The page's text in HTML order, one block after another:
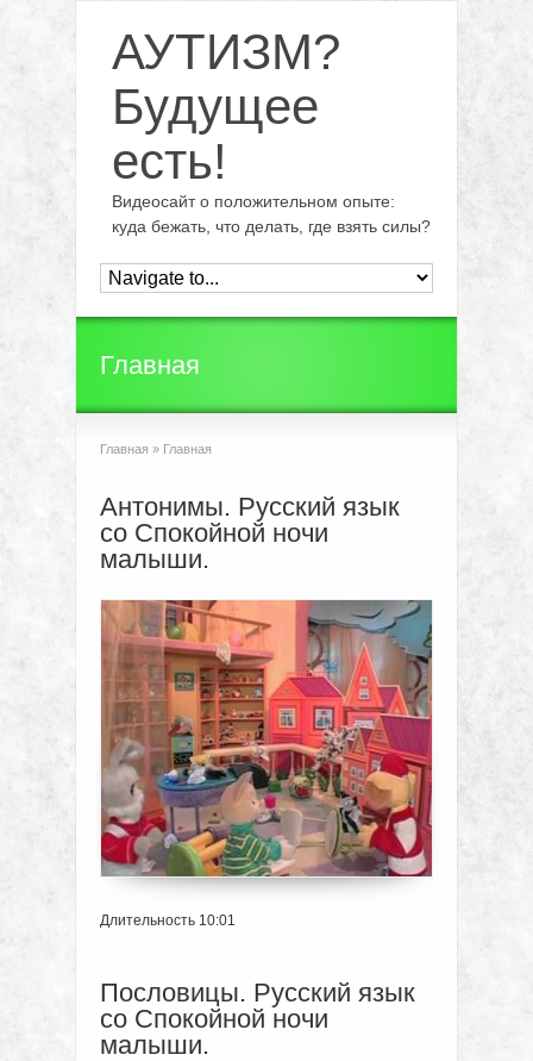
АУТИЗМ?
Будущее
есть!
Видеосайт о положительном опыте:
куда бежать, что делать, где взять силы?
Главная
Главная » Главная
Антонимы. Русский язык
со Спокойной ночи
малыши.
Длительность 10:01
Пословицы. Русский язык
со Спокойной ночи
малыши.